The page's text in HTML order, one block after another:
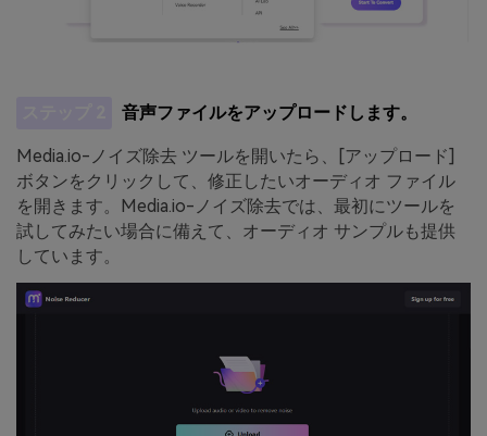
音声ファイルをアップロードします。
Media.io-ノイズ除去 ツールを開いたら、[アップロード]
ボタンをクリックして、修正したいオーディオ ファイル
を開きます。Media.io-ノイズ除去では、最初にツールを
試してみたい場合に備えて、オーディオ サンプルも提供
しています。